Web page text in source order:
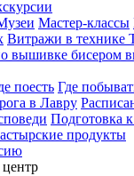
Мастер-классы
Витражи в технике
вышивке бисером
поесть Где
в Лавру
Подготовка
продукты